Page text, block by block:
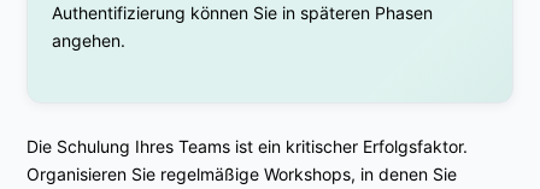
Authentifizierung können Sie in späteren Phasen
angehen.
Die Schulung Ihres Teams ist ein kritischer Erfolgsfaktor.
Organisieren Sie regelmäßige Workshops, in denen Sie